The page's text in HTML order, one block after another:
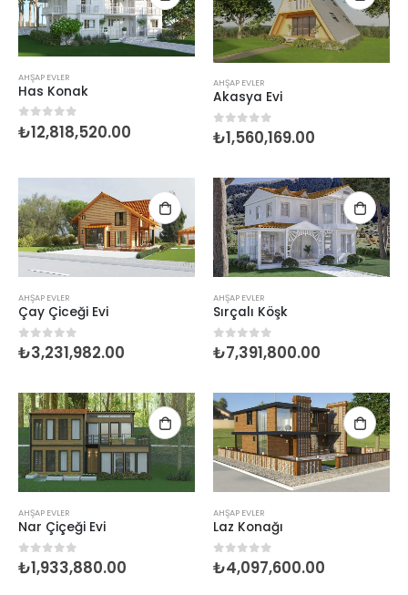
AHŞAP EVLER
Has Konak
0 5 üzerinden
₺12,818,520.00
AHŞAP EVLER
Akasya Evi
0 5 üzerinden
₺1,560,169.00
AHŞAP EVLER
Çay Çiceği Evi
0 5 üzerinden
₺3,231,982.00
AHŞAP EVLER
Sırçalı Köşk
0 5 üzerinden
₺7,391,800.00
AHŞAP EVLER
Nar Çiçeği Evi
0 5 üzerinden
₺1,933,880.00
AHŞAP EVLER
Laz Konağı
0 5 üzerinden
₺4,097,600.00